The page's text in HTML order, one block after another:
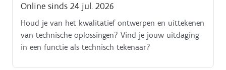
Online sinds 24 jul. 2026
Houd je van het kwalitatief ontwerpen en uittekenen
van technische oplossingen? Vind je jouw uitdaging
in een functie als technisch tekenaar?